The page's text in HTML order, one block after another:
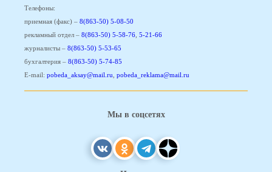
Телефоны:
приемная (факс) – 8(863-50) 5-08-50
рекламный отдел – 8(863-50) 5-58-76, 5-21-66
журналисты – 8(863-50) 5-53-65
бухгалтерия – 8(863-50) 5-74-85
E-mail: pobeda_aksay@mail.ru, pobeda_reklama@mail.ru
Мы в соцсетях